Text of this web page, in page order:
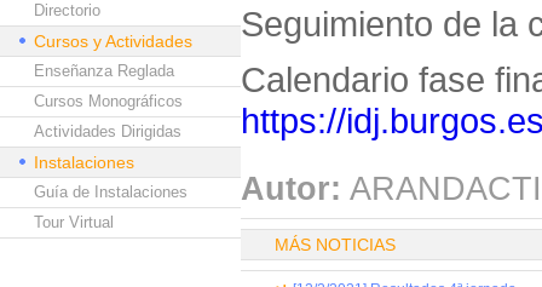
Directorio
Cursos y Actividades
Enseñanza Reglada
Cursos Monográficos
Actividades Dirigidas
Instalaciones
Guía de Instalaciones
Tour Virtual
Seguimiento de la
Calendario fase
https://
Autor:
MÁS NOTICIAS